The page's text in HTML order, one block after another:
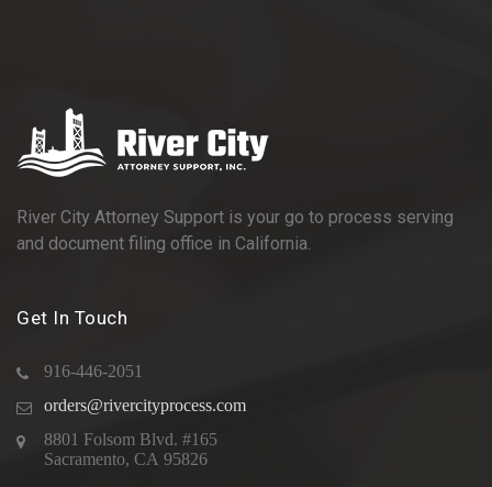
River City Attorney Support is your go to process serving
and document filing office in California.
Get In Touch
916-446-2051
orders@rivercityprocess.com
8801 Folsom Blvd. #165
Sacramento, CA 95826